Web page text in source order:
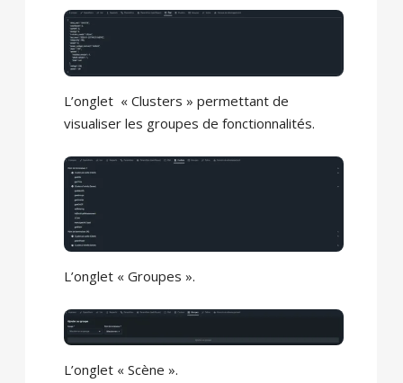
L’onglet « Clusters » permettant de
visualiser les groupes de fonctionnalités.
L’onglet « Groupes ».
L’onglet « Scène ».